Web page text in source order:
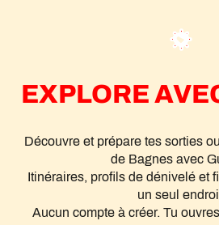
EXPLORE
Découvre et prépare tes sorties
de Bagnes avec
Itinéraires, profils de dénivelé et
un seul
Aucun compte à créer. Tu